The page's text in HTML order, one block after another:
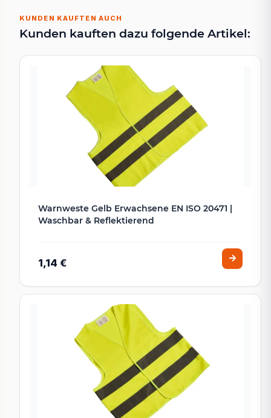
KUNDEN KAUFTEN AUCH
Kunden kauften dazu folgende Artikel:
Warnweste Gelb Erwachsene EN ISO 20471 |
Waschbar & Reflektierend
1,14 €